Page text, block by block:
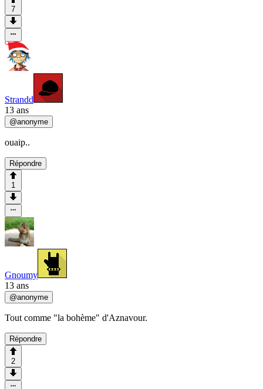
7
Strandd
13 ans
@anonyme
ouaip..
Répondre
1
Gnoumy
13 ans
@anonyme
Tout comme "la bohème" d'Aznavour.
Répondre
2